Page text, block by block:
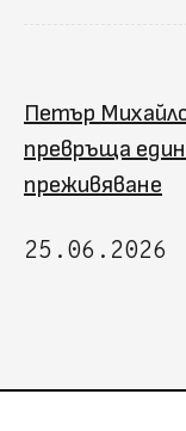
Петър
превръща
преживяване
25.06.2026